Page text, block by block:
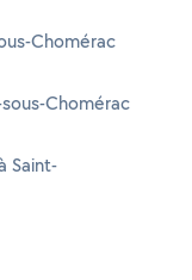
Chomérac
Chomérac
Saint-